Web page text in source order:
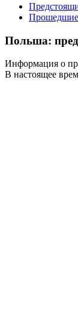
Прошедшие
Польша:
Информация о
В настоящее